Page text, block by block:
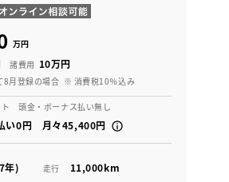
万円
諸費用 10万円
月登録の場合 ※ 消費税10％込み
ト 頭金・ボーナス払い無し
い0円 月々45,400円
年) 走行 11,000km